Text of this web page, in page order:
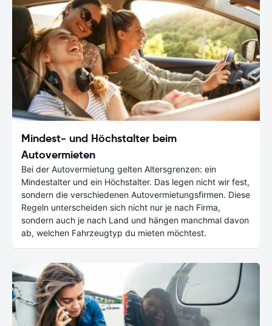
Mindest- und Höchstalter beim
Autovermieten
Bei der Autovermietung gelten Altersgrenzen: ein
Mindestalter und ein Höchstalter. Das legen nicht wir fest,
sondern die verschiedenen Autovermietungsfirmen. Diese
Regeln unterscheiden sich nicht nur je nach Firma,
sondern auch je nach Land und hängen manchmal davon
ab, welchen Fahrzeugtyp du mieten möchtest.